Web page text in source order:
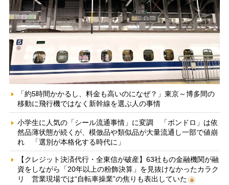
「約5時間かかるし、料金も高いのになぜ？」東京～博多間の
移動に飛行機ではなく新幹線を選ぶ人の事情
小学生に人気の「シール流通事情」に変調 「ボンドロ」は依
然品薄状態が続くが、模倣品や類似品が大量流通し一部で値崩
れ 「選別が本格化する時代に」
【クレジット決済代行・全東信が破産】63社もの金融機関が融
資をしながら「20年以上の粉飾決算」を見抜けなかったカラク
リ 営業現場では“自転車操業”の焦りも表出していた